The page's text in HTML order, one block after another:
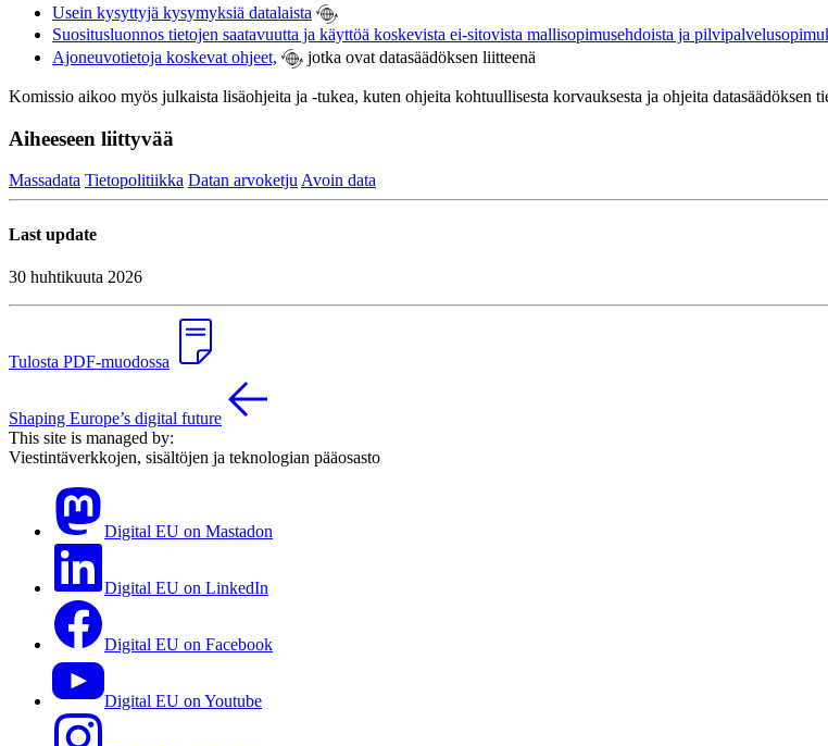
Usein kysyttyjä kysymyksiä datalaista
Suositusluonnos tietojen saatavuutta ja käyttöä koskevista ei-sitovista mallisopimusehdoista ja
Ajoneuvotietoja koskevat ohjeet,
jotka ovat datasäädöksen liitteenä
Komissio aikoo myös julkaista lisäohjeita ja -tukea, kuten ohjeita kohtuullisesta korvauksesta ja ohjeita datasäädöksen
Aiheeseen liittyvää
Massadata Tietopolitiikka Datan arvoketju Avoin data
Last update
30 huhtikuuta 2026
Tulosta PDF-muodossa
Shaping Europe’s digital future
This site is managed by:
Viestintäverkkojen, sisältöjen ja teknologian pääosasto
Digital EU on Mastadon
Digital EU on LinkedIn
Digital EU on Facebook
Digital EU on Youtube